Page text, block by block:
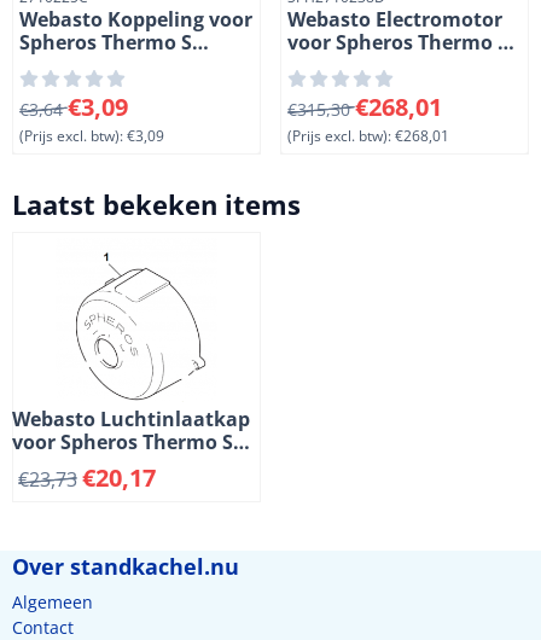
Webasto Koppeling voor
Spheros Thermo S
kachels. (2-5)
Van 3,64 voor 3,09, exclusief btw: 3,09
€3,64€3,09
(Prijs excl. btw):€3,09
Webasto Electromotor
voor Spheros Thermo S
160, 230 en 300 kachels.
24 Volt. 30 kW. (2-3)
Van 315,30 voor 268,01,
€315,30€268,01
(Prijs excl. btw):€268,01
Laatst bekeken items
Webasto Luchtinlaatkap
voor Spheros Thermo S
kachels. (2-1)
€23,73€20,17
Over standkachel.nu
Algemeen
Contact